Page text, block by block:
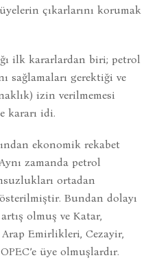
çıkarlarını korumak
ilk kararlardan biri; petrol
sağlamaları gerektiği ve
izin verilmemesi
kararı idi.
ekonomik rekabet
zamanda petrol
ortadan
Bundan dolayı
olmuş ve Katar,
Emirlikleri, Cezayir,
üye olmuşlardır.